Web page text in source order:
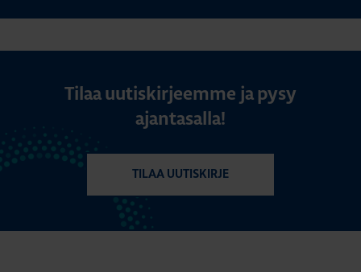
Tilaa uutiskirjeemme ja pysy
ajantasalla!
TILAA UUTISKIRJE